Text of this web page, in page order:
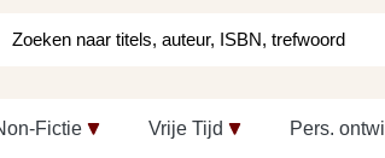
Fictie Vrije Tijd Pers.